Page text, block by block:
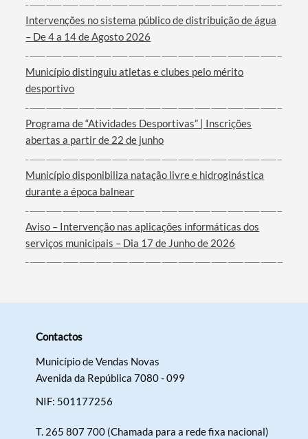
Intervenções no sistema público de distribuição de água
– De 4 a 14 de Agosto 2026
Município distinguiu atletas e clubes pelo mérito
desportivo
Programa de “Atividades Desportivas” | Inscrições
abertas a partir de 22 de junho
Município disponibiliza natação livre e hidroginástica
durante a época balnear
Aviso – Intervenção nas aplicações informáticas dos
serviços municipais – Dia 17 de Junho de 2026
Contactos
Município de Vendas Novas
Avenida da República 7080 - 099
NIF: 501177256
T. 265 807 700 (Chamada para a rede fixa nacional)